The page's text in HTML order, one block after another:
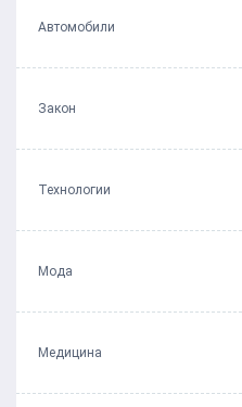
Автомобили
Закон
Технологии
Мода
Медицина